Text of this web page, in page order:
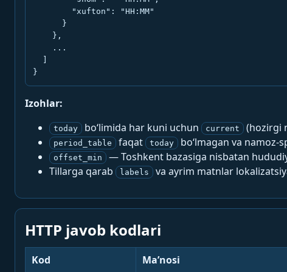
        "xufton": "HH:MM"
      }
    },
    ...
}
Izohlar:
today bo‘limida har kuni uchun current (hozirgi
period_table faqat today bo‘lmagan va namoz-
offset_min
— Toshkent bazasiga nisbatan
Tillarga qarab
labels va ayrim matnlar
HTTP javob kodlari
Kod Ma’nosi